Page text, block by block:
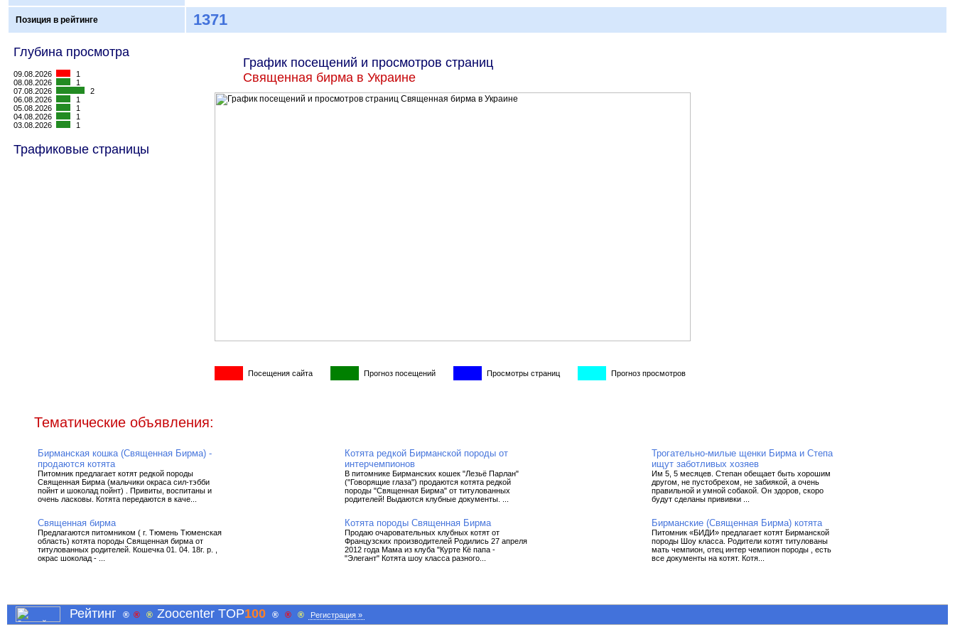
Позиция в рейтинге 1371
Глубина просмотра
09.08.2026
1
08.08.2026
1
07.08.2026
2
06.08.2026
1
05.08.2026
1
04.08.2026
1
03.08.2026
1
Трафиковые страницы
График посещений и просмотров страниц
Священная бирма в Украине
Посещения сайта Прогноз посещений Просмотры страниц Прогноз просмотров
Тематические объявления:
Бирманская кошка (Священная Бирма) -
продаются котята
Питомник предлагает котят редкой породы
Священная Бирма (мальчики окраса сил-тэбби
пойнт и шоколад пойнт) . Привиты, воспитаны и
очень ласковы. Котята передаются в каче...
Священная бирма
Предлагаются питомником ( г. Тюмень Тюменская
область) котята породы Священная бирма от
титулованныx родителей. Кошечка 01. 04. 18г. р. ,
окрас шоколад - ...
Котята редкой Бирманской породы от
интерчемпионов
В питомнике Бирманских кошек "Лезьё Парлан"
("Говорящие глаза") продаются котята редкой
породы "Священная Бирма" от титулованных
родителей! Выдаются клубные документы. ...
Котята породы Священная Бирма
Продаю очаровательных клубных котят от
Французских производителей Родились 27 апреля
2012 года Мама из клуба "Курте Кё папа -
"Элегант" Котята шоу класса разного...
Трогательно-милые щенки Бирма и Степа
ищут заботливых хозяев
Им 5, 5 месяцев. Степан обещает быть хорошим
другом, не пустобрехом, не забиякой, а очень
правильной и умной собакой. Он здоров, скоро
будут сделаны прививки ...
Бирманские (Священная Бирма) котята
Питомник «БИДИ» предлагает котят Бирманской
породы Шоу класса. Родители котят титулованы
мать чемпион, отец интер чемпион породы , есть
все документы на котят. Котя...
Рейтинг ® ® ® Zoocenter TOP100 ® ® ® Регистрация »